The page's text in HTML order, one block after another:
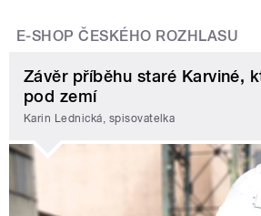
E-SHOP ČESKÉHO ROZHLASU
Závěr příběhu staré Karviné,
pod zemí
Karin Lednická, spisovatelka